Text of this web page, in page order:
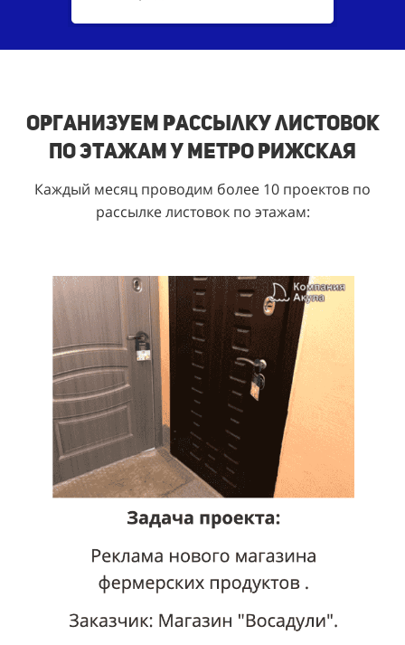
Организуем рассылку листовок
по этажам у метро Рижская
Каждый месяц проводим более 10 проектов по
рассылке листовок по этажам: